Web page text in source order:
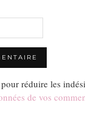
réduire les
de vos